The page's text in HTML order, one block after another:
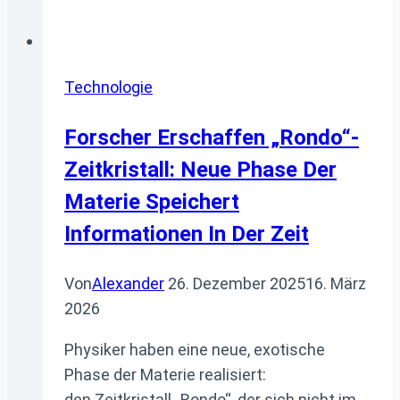
Technologie
Forscher Erschaffen „Rondo“-
Zeitkristall: Neue Phase Der
Materie Speichert
Informationen In Der Zeit
VonAlexander 26. Dezember 202516. März
2026
Physiker haben eine neue, exotische
Phase der Materie realisiert: